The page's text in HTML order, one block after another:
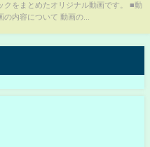
クをまとめたオリジナル動画です。 ■動
の内容について 動画の...